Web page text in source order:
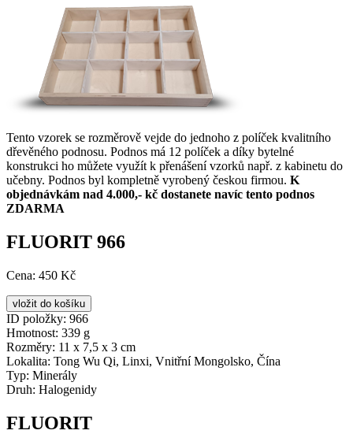
Tento vzorek se rozměrově vejde do jednoho z políček kvalitního
dřevěného podnosu. Podnos má 12 políček a díky bytelné
konstrukci ho můžete využít k přenášení vzorků např. z kabinetu do
učebny. Podnos byl kompletně vyrobený českou firmou. K
objednávkám nad 4.000,- kč dostanete navíc tento podnos
ZDARMA
FLUORIT 966
Cena: 450 Kč
ID položky: 966
Hmotnost: 339 g
Rozměry: 11 x 7,5 x 3 cm
Lokalita: Tong Wu Qi, Linxi, Vnitřní Mongolsko, Čína
Typ: Minerály
Druh: Halogenidy
FLUORIT